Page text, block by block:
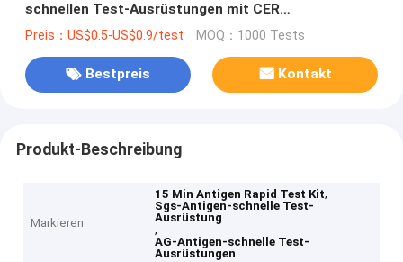
schnellen Test-Ausrüstungen mit CER
Bescheinigung zu erhalten
Preis：US$0.5-US$0.9/test MOQ：1000 Tests
Bestpreis Kontakt
Produkt-Beschreibung
Markieren
15 Min Antigen Rapid Test Kit,
Sgs-Antigen-schnelle Test-
Ausrüstung
,
AG-Antigen-schnelle Test-
Ausrüstungen